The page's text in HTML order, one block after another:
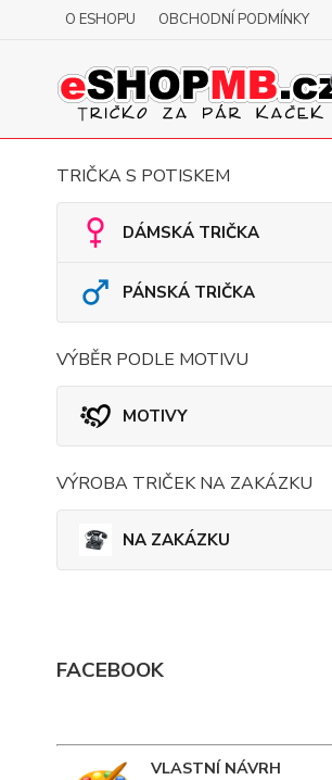
O ESHOPU OBCHODNÍ PODMÍNKY
TRIČKA S POTISKEM
DÁMSKÁ TRIČKA
PÁNSKÁ TRIČKA
VÝBĚR PODLE MOTIVU
MOTIVY
VÝROBA TRIČEK NA ZAKÁZKU
NA ZAKÁZKU
FACEBOOK
VLASTNÍ NÁVRH